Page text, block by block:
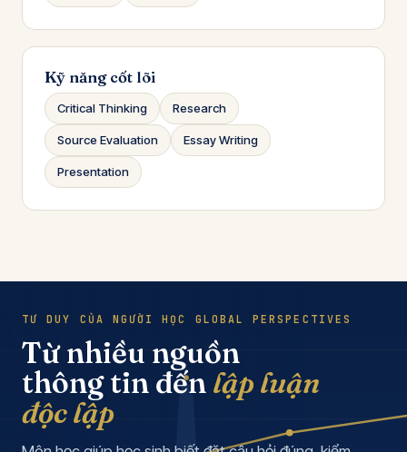
Kỹ năng cốt lõi
Critical Thinking Research
Source Evaluation Essay Writing
Presentation
TƯ DUY CỦA NGƯỜI HỌC GLOBAL PERSPECTIVES
Từ nhiều nguồn
thông tin đến lập luận
độc lập